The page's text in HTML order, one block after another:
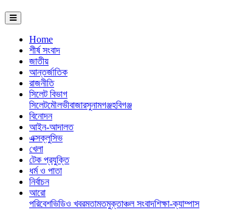
Home
শীর্ষ সংবাদ
জাতীয়
আন্তর্জাতিক
রাজনীতি
সিলেট বিভাগ
সিলেটমৌলভীবাজারসুনামগঞ্জহবিগঞ্জ
বিনোদন
আইন-আদালত
এক্সক্লুসিভ
খেলা
টেক প্রযুক্তি
ধর্ম ও পাতা
নির্বাচন
আরো
পরিবেশভিডিও খবরমতামতমুক্তাঞ্চল সংবাদশিক্ষা-ক্যাম্পাস